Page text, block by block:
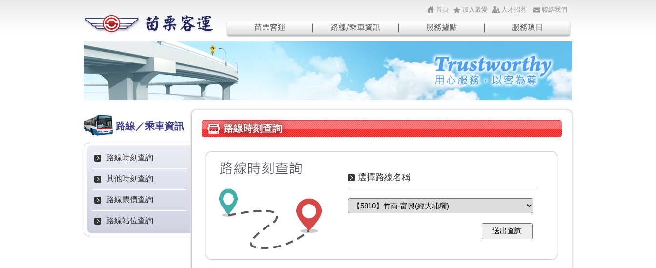
首頁 加入最愛 人才招募 聯絡我們
路線／乘車資訊
路線時刻查詢
其他時刻查詢
路線票價查詢
路線站位查詢
路線時刻查詢
選擇路線名稱